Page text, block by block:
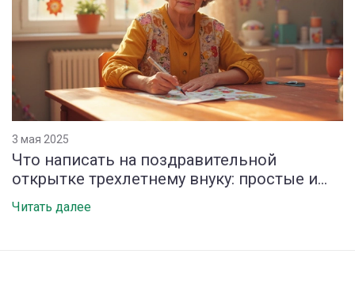
3 мая 2025
Что написать на поздравительной
открытке трехлетнему внуку: простые и
искренние идеи
Читать далее